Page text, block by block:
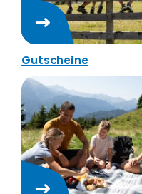
Gutscheine